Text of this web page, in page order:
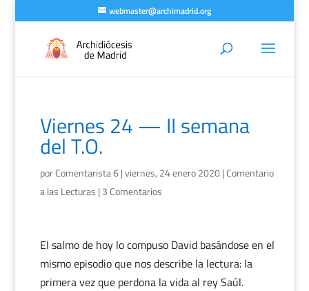
webmaster@archimadrid.org
Viernes 24 — II semana
del T.O.
porComentarista 6|viernes, 24 enero 2020|Comentario
a las Lecturas | 3 Comentarios
El salmo de hoy lo compuso David basándose en el
mismo episodio que nos describe la lectura: la
primera vez que perdona la vida al rey Saúl.